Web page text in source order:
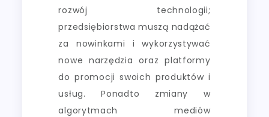
rozwój technologii;
przedsiębiorstwa muszą nadążać
za nowinkami i wykorzystywać
nowe narzędzia oraz platformy
do promocji swoich produktów i
usług. Ponadto zmiany w
algorytmach mediów